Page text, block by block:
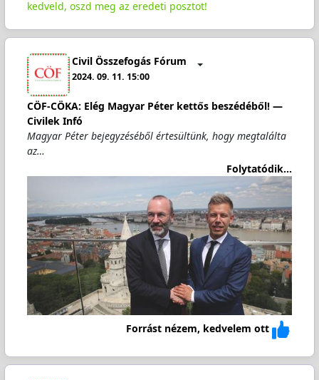
kedveld, oszd meg az eredeti posztot!
Civil Összefogás Fórum
2024. 09. 11. 15:00
CÖF-CÖKA: Elég Magyar Péter kettős beszédéből! —
Civilek Infó
Magyar Péter bejegyzéséből értesültünk, hogy megtalálta
az…
Folytatódik...
Forrást nézem, kedvelem ott